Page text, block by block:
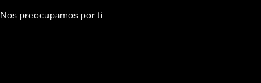
Nos preocupamos por ti